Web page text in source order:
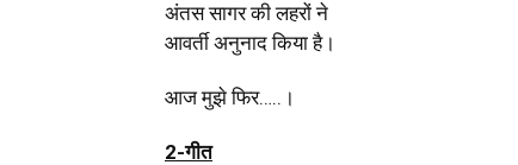
अंतस सागर की लहरों ने
आवर्ती अनुनाद किया है।
आज मुझे फिर…..।
2-गीत